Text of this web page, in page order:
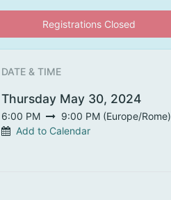
Registrations Closed
DATE & TIME
Thursday May 30, 2024
6:00 PM 9:00 PM (Europe/Rome)
Add to Calendar